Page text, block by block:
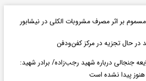
جنجالی درباره شهید رجب‌زاده/ برادر شهید:
پیدا نشده است